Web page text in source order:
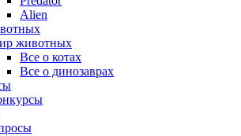
Alien
животных
Все о котах
Все о динозаврах